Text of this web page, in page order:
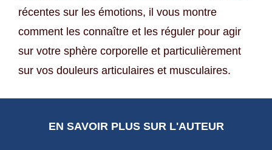
récentes sur les émotions, il vous montre
comment les connaître et les réguler pour agir
sur votre sphère corporelle et particulièrement
sur vos douleurs articulaires et musculaires.
EN SAVOIR PLUS SUR L'AUTEUR